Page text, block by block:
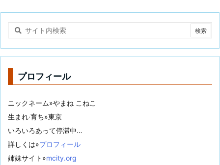
プロフィール
ニックネーム»やまね こねこ
生まれ·育ち»東京
いろいろあって停滞中…
詳しくは»プロフィール
姉妹サイト»mcity.org